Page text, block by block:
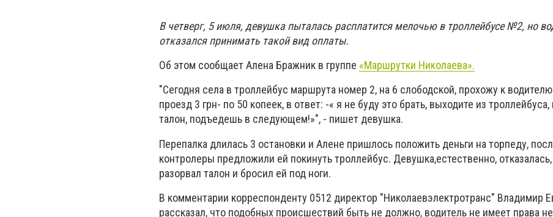
В четверг, 5 июля, девушка пыталась расплатится мелочью в троллейбусе №2, но
отказался принимать такой вид оплаты.
Об этом сообщает Алена Бражник в группе «Маршрутки Николаева».
"Сегодня села в троллейбус маршрута номер 2, на 6 слободской, прохожу к
проезд 3 грн- по 50 копеек, в ответ: -« я не буду это брать, выходите из троллейбуса,
талон, подъедешь в следующем!»", - пишет девушка.
Перепалка длилась 3 остановки и Алене пришлось положить деньги на торпеду,
контролеры предложили ей покинуть троллейбус. Девушка,естественно,
разорвал талон и бросил ей под ноги.
В комментарии корреспонденту 0512 директор "Николаевэлектротранс" Владимир
рассказал, что подобных происшествий быть не должно, водитель не имеет права